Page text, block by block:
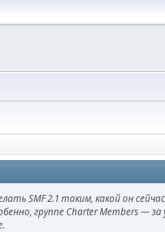
SMF 2.1 таким, какой он
группе Charter Members —